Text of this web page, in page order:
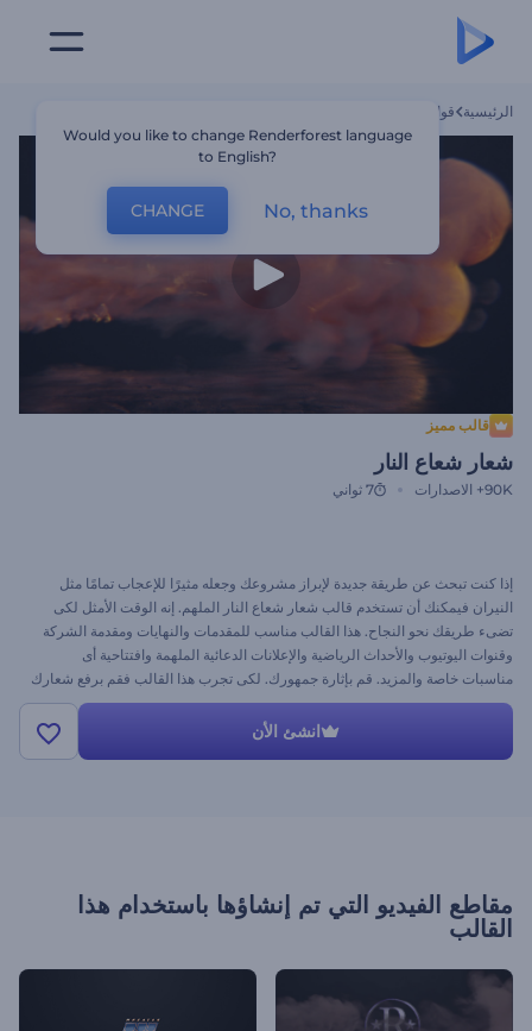
الرئيسية قوالب
قالب مميز
شعار شعاع النار
90K+ الاصدارات 7 ثواني
إذا كنت تبحث عن طريقة جديدة لإبراز مشروعك وجعله مثيرًا للإعجاب تمامًا مثل
النيران فيمكنك أن تستخدم قالب شعار شعاع النار الملهم. إنه الوقت الأمثل لكى
تضىء طريقك نحو النجاح. هذا القالب مناسب للمقدمات والنهايات ومقدمة الشركة
وقنوات اليوتيوب والأحداث الرياضية والإعلانات الدعائية الملهمة وافتتاحية أى
مناسبات خاصة والمزيد. قم بإثارة جمهورك. لكى تجرب هذا القالب فقم برفع شعارك
وغير النص وأضف الموسيقى واضغط على استعراض. احصل على شعار مذهل فى
ثوان قليلة مجانًا مع رندرفورست. انشئ الأن
مقاطع الفيديو التي تم إنشاؤها باستخدام هذا
القالب
Would you like to change Renderforest language
to English?
CHANGE No, thanks